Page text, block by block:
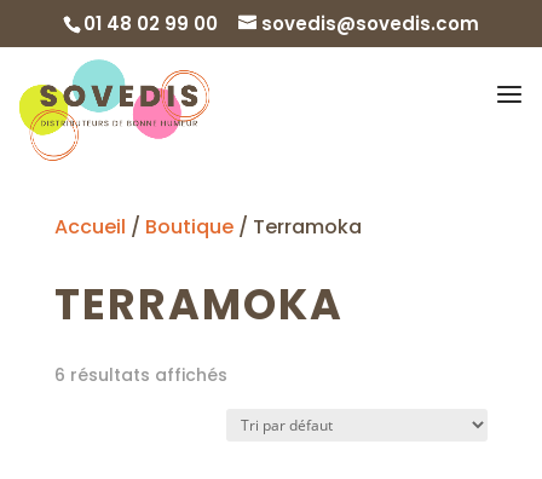
01 48 02 99 00 sovedis@sovedis.com
Accueil / Boutique/ Terramoka
TERRAMOKA
6 résultats affichés